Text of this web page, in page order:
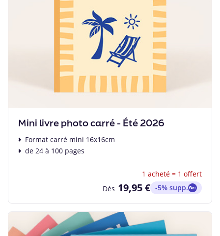
Mini livre photo carré - Été 2026
Format carré mini 16x16cm
de 24 à 100 pages
1 acheté = 1 offert
Dès 19,95 € -5% supp.